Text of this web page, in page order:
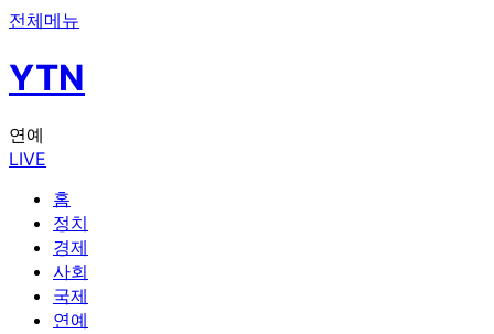
전체메뉴
YTN
연예
LIVE
홈
정치
경제
사회
국제
연예